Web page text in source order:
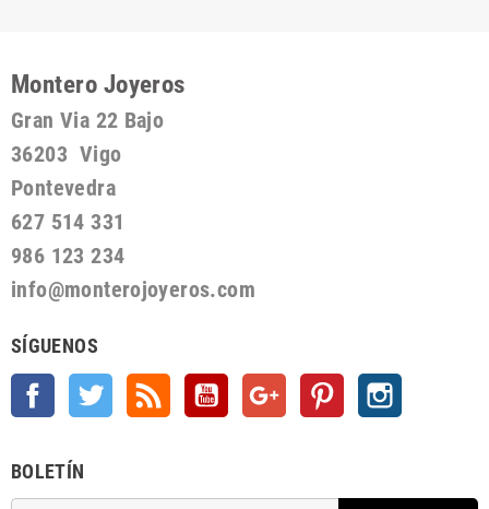
Montero Joyeros
Gran Via 22 Bajo
36203 Vigo
Pontevedra
627 514 331
986 123 234
info@monterojoyeros.com
SÍGUENOS
Facebook Twitter YouTube Google + Pinterest
BOLETÍN